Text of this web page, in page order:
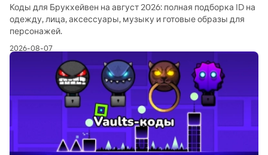
скины, одежды и музыки
Коды для Брукхейвен на август 2026: полная подборка ID на
одежду, лица, аксессуары, музыку и готовые образы для
персонажей.
2026-08-07